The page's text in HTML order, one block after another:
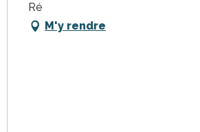
Ré
M'y rendre